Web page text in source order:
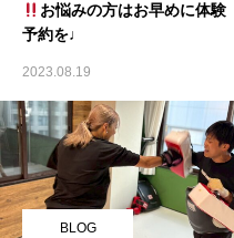
お悩みの方はお早めに体験
予約を♩
2023.08.19
BLOG